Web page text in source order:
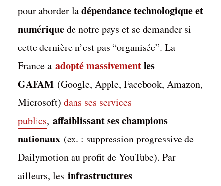
pour aborder ladépendance technologique et
numériquede notre pays et se demander si
cette dernière n’est pas “organisée”. La
France a adopté massivementles
GAFAM(Google, Apple, Facebook, Amazon,
Microsoft) dans ses services
publics, affaiblissant ses champions
nationaux(ex. : suppression progressive de
Dailymotion au profit de YouTube). Par
ailleurs, les infrastructures